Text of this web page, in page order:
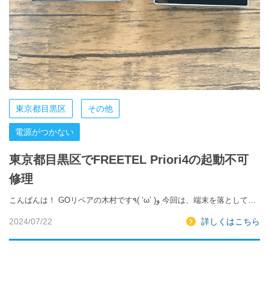
東京都目黒区 その他
電源がつかない
東京都目黒区でFREETEL Priori4の起動不可
修理
こんばんは！ GOリペアの木村です٩( ‘ω’ )و 今回は、端末を落として…
2024/07/22 詳しくはこちら